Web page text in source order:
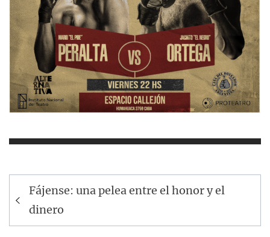
Navegación
de
entradas
Fájense: una pelea entre el honor y el
dinero